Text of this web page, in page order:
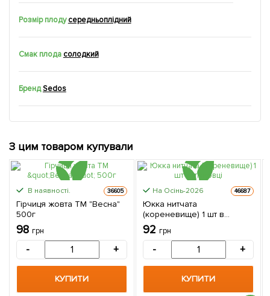
Розмір плоду середньоплідний
Смак плода солодкий
БрендSedos
З цим товаром купували
В наявності. 36605
Гірчиця жовта ТМ "Весна"
500г
98 грн
- +
КУПИТИ
На Осінь-2026 46687
Юкка нитчата
(кореневище) 1 шт в
упаковці
92 грн
- +
КУПИТИ